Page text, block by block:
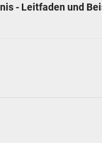
- Leitfaden und